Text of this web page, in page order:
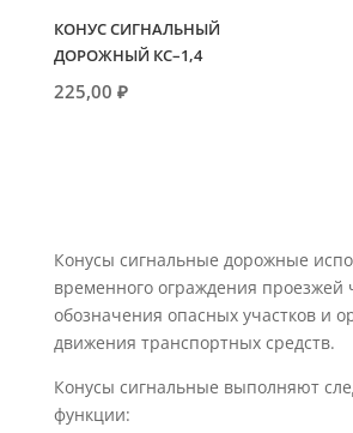
КОНУС СИГНАЛЬНЫЙ
ДОРОЖНЫЙ КС–1,4
225,00 ₽
Конусы сигнальные дорожные
временного ограждения проезжей
обозначения опасных участков и
движения транспортных средств.
Конусы сигнальные выполняют
функции: